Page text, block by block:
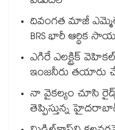
దివంగత మాజీ
BRS భారీ ఆర్థిక
ఎగిరే ఎలక్ట్రిక్
ఇంజనీరు తయారు
నా వైకల్యం చూసి రైడ్స్
తెప్పిస్తున్న